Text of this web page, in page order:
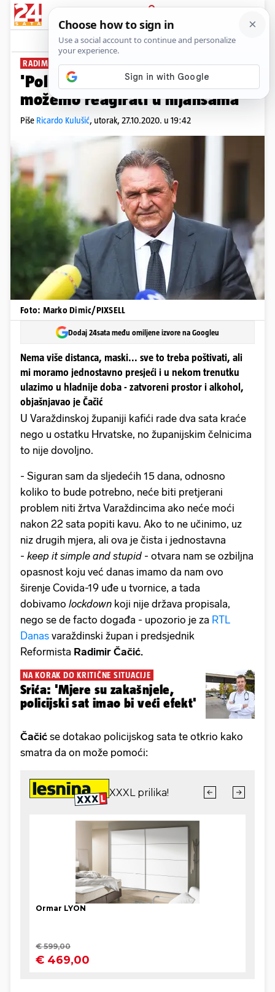
PRIJAVA
News Komentari
RADIMIR ČAČIĆ:
'Policijski sat može pomoći, ne
možemo reagirati u nijansama'
Piše Ricardo Kulušić, utorak, 27.10.2020. u 19:42
Foto: Marko Dimic/PIXSELL
Dodaj 24sata među omiljene izvore na Googleu
Nema više distanca, maski... sve to treba poštivati, ali
mi moramo jednostavno presjeći i u nekom trenutku
ulazimo u hladnije doba - zatvoreni prostor i alkohol,
objašnjavao je Čačić
U Varaždinskoj županiji kafići rade dva sata kraće
nego u ostatku Hrvatske, no županijskim čelnicima
to nije dovoljno.
- Siguran sam da sljedećih 15 dana, odnosno
koliko to bude potrebno, neće biti pretjerani
problem niti žrtva Varaždincima ako neće moći
nakon 22 sata popiti kavu. Ako to ne učinimo, uz
niz drugih mjera, ali ova je čista i jednostavna
- keep it simple and stupid - otvara nam se ozbiljna
opasnost koju već danas imamo da nam ovo
širenje Covida-19 uđe u tvornice, a tada
dobivamo lockdown koji nije država propisala,
nego se de facto događa - upozorio je za RTL
Danas varaždinski župan i predsjednik
Reformista Radimir Čačić.
NA KORAK DO KRITIČNE SITUACIJE
Srića: 'Mjere su zakašnjele,
policijski sat imao bi veći efekt'
Čačić se dotakao policijskog sata te otkrio kako
smatra da on može pomoći: